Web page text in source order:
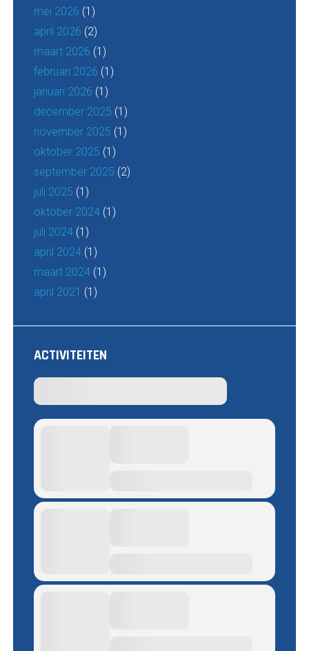
mei 2026 (1)
april 2026 (2)
maart 2026 (1)
februari 2026 (1)
januari 2026 (1)
december 2025 (1)
november 2025 (1)
oktober 2025 (1)
september 2025 (2)
juli 2025 (1)
oktober 2024(1)
juli 2024(1)
april 2024(1)
maart 2024(1)
april 2021 (1)
ACTIVITEITEN